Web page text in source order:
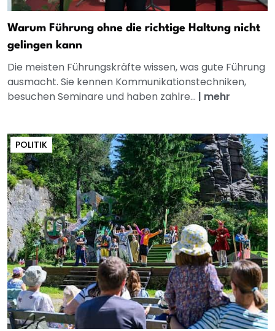
Warum Führung ohne die richtige Haltung nicht
gelingen kann
Die meisten Führungskräfte wissen, was gute Führung
ausmacht. Sie kennen Kommunikationstechniken,
besuchen Seminare und haben zahlre... | mehr
POLITIK